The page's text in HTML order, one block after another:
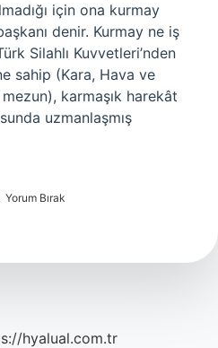
için ona kurmay
denir. Kurmay ne iş
Silahlı Kuvvetleri’nden
sahip (Kara, Hava ve
karmaşık harekât
uzmanlaşmış
Yorum Bırak
hyalual.com.tr